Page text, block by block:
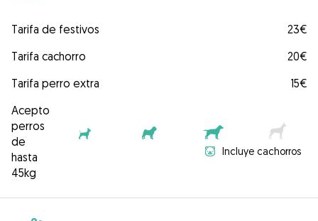
Tarifa de festivos
23€
Tarifa cachorro
20€
Tarifa perro extra
15€
Acepto
perros
de
hasta
45kg
Incluye cachorros